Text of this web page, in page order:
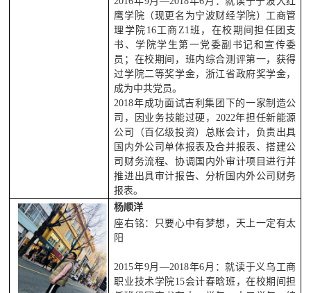
鹰学院（现更名为宁波财经学院）工商管
理学院16工商Z1班，在校期间担任团支
书、学院学生第一党委副书记和宣传委
员；在校期间，班内综合测评第一，获得
过学院二等奖学金，浙江省政府奖学金，
成为中共党员。
2018年成功面试吉利集团下的一家制造公
司，因业务技能过硬，2022年担任新能源
公司（百亿级投资）总账会计，负责出具
国内外公司单体报表及合并报表、搭建公
司财务流程、协调国内外审计项目进行并
推进出具审计报告、分析国内外公司财务
报表。
杨顺洋
座右铭：只要心中有梦想，天上一定有太
阳
2015年9月—2018年6月：就读于义乌工商
职业技术学院15会计春晗班，在校期间担